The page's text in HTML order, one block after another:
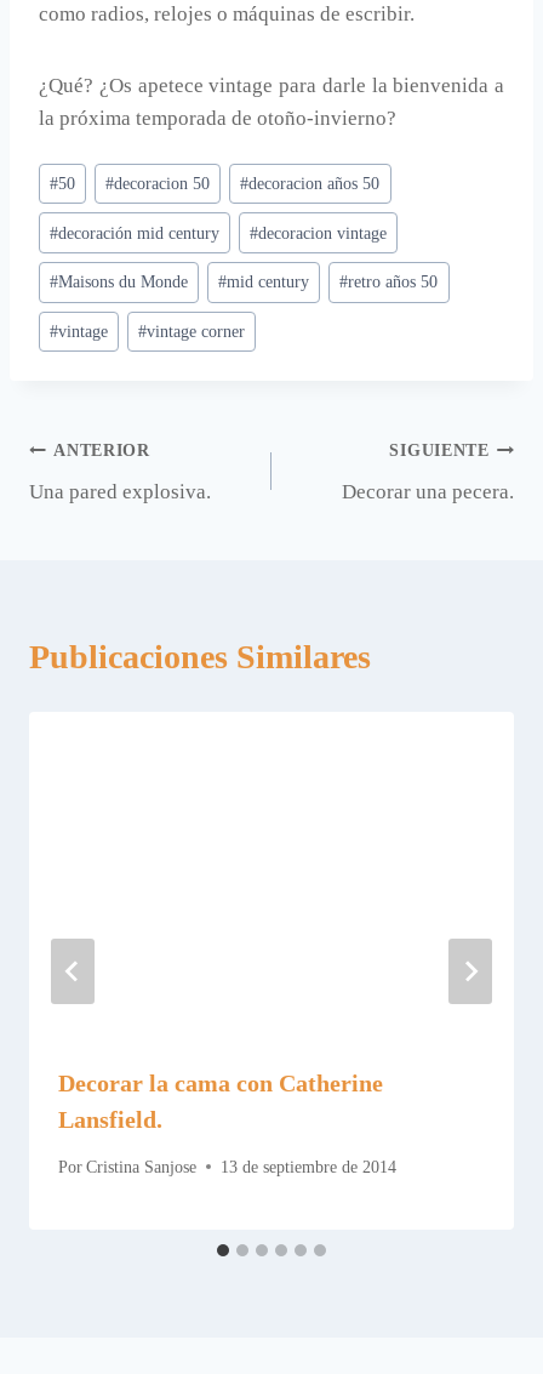
como radios, relojes o máquinas de escribir.
¿Qué? ¿Os apetece vintage para darle la bienvenida a
la próxima temporada de otoño-invierno?
Etiquetas
de
la
entrada:
#50 #decoracion 50 #decoracion años 50
#decoración mid century #decoracion vintage
#Maisons du Monde #mid century #retro años 50
#vintage #vintage corner
Navegación
de
ANTERIOR
Una pared explosiva.
SIGUIENTE
Decorar una pecera.
Publicaciones Similares
Decorar la cama con Catherine
Lansfield.
Por Cristina Sanjose 13 de septiembre de 2014